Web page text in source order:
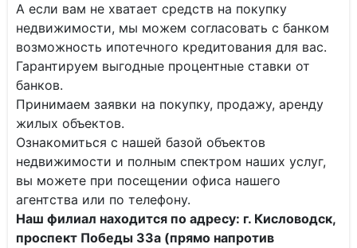
А если вам не хватает средств на покупку
недвижимости, мы можем согласовать с банком
возможность ипотечного кредитования для вас.
Гарантируем выгодные процентные ставки от
банков.
Принимаем заявки на покупку, продажу, аренду
жилых объектов.
Ознакомиться с нашей базой объектов
недвижимости и полным спектром наших услуг,
вы можете при посещении офиса нашего
агентства или по телефону.
Наш филиал находится по адресу: г. Кисловодск,
проспект Победы 33а (прямо напротив